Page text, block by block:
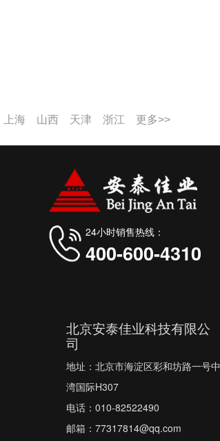
上海 山西 天津 浙江 更多>>
24小时销售热线：
400-600-4310
北京安泰佳业科技有限公
司
地址：北京市海淀区彩和坊路一号中
湾国际H307
电话：010-82522490
邮箱：77317814@qq.com